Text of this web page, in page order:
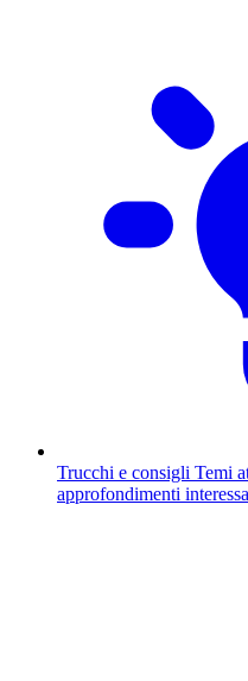
Trucchi e consigli Temi
approfondimenti